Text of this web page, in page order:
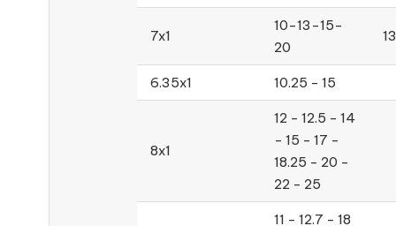
7x1
10-13-15-
20
6.35x1 10.25 - 15
8x1
12 - 12.5 - 14
- 15 - 17 -
18.25 - 20 -
22 - 25
11 - 12.7 - 18